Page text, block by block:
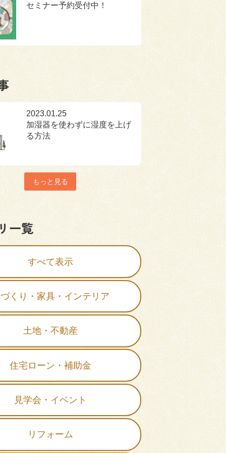
セミナー予約受付中！
2023.01.25
加湿器を使わずに湿度を上げ
る方法
もっと見る
一覧
すべて表示
くり・家具・インテリア
土地・不動産
住宅ローン・補助金
見学会・イベント
リフォーム